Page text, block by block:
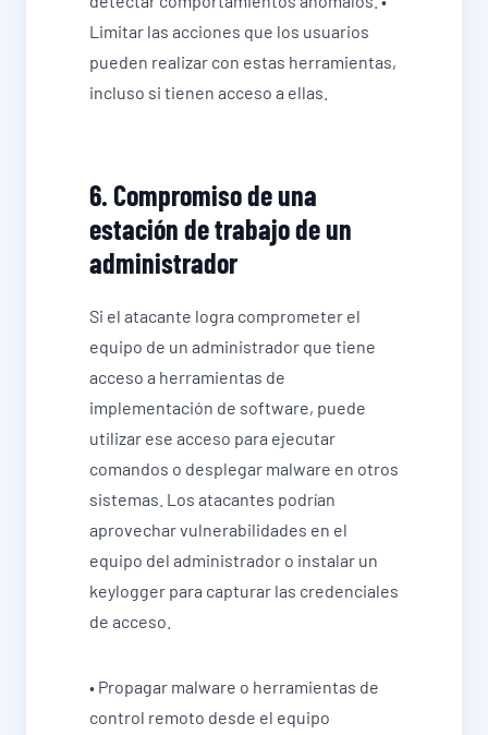
Limitar las acciones que los usuarios
pueden realizar con estas herramientas,
incluso si tienen acceso a ellas.
6. Compromiso de una
estación de trabajo de un
administrador
Si el atacante logra comprometer el
equipo de un administrador que tiene
acceso a herramientas de
implementación de software, puede
utilizar ese acceso para ejecutar
comandos o desplegar malware en otros
sistemas. Los atacantes podrían
aprovechar vulnerabilidades en el
equipo del administrador o instalar un
keylogger para capturar las credenciales
de acceso.
• Propagar malware o herramientas de
control remoto desde el equipo